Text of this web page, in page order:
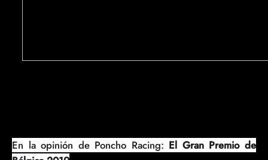
En la opinión de Poncho Racing: El Gran Premio de